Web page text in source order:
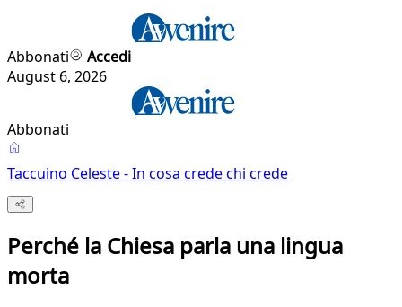
Abbonati
Accedi
August 6, 2026
Abbonati
Taccuino Celeste - In cosa crede chi crede
Perché la Chiesa parla una lingua
morta